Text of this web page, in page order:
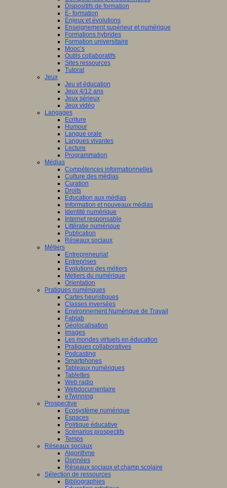
Dispositifs de formation
E- formation
Enjeux et évolutions
Enseignement supérieur et numérique
Formations hybrides
Formation universitaire
Mooc’s
Outils collaboratifs
Sites ressources
Tutorat
Jeux
Jeu et éducation
Jeux 4/12 ans
Jeux sérieux
Jeux vidéo
Langages
Ecriture
Humour
Langue orale
Langues vivantes
Lecture
Programmation
Médias
Compétences informationnelles
Culture des médias
Curation
Droits
Education aux médias
Information et nouveaux médias
Identité numérique
Internet responsable
Littératie numérique
Publication
Réseaux sociaux
Métiers
Entrepreneuriat
Entreprises
Evolutions des métiers
Métiers du numérique
Orientation
Pratiques numériques
Cartes heuristiques
Classes inversées
Environnement Numérique de Travail
Fablab
Géolocalisation
Images
Les mondes virtuels en éducation
Pratiques collaboratives
Podcasting
Smartphones
Tableaux numériques
Tablettes
Web radio
Webdocumentaire
eTwinning
Prospective
Ecosystème numérique
Espaces
Politique éducative
Scénarios prospectifs
Temps
Réseaux sociaux
Algorithme
Données
Réseaux sociaux et champ scolaire
Sélection de ressources
Bibliographies